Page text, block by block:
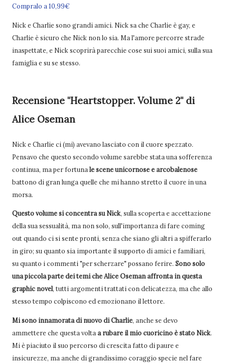
Compralo a 10,99€
Nick e Charlie sono grandi amici. Nick sa che Charlie è gay, e
Charlie è sicuro che Nick non lo sia. Ma l'amore percorre strade
inaspettate, e Nick scoprirà parecchie cose sui suoi amici, sulla sua
famiglia e su se stesso.
Recensione "Heartstopper. Volume 2" di
Alice Oseman
Nick e Charlie ci (mi) avevano lasciato con il cuore spezzato.
Pensavo che questo secondo volume sarebbe stata una sofferenza
continua, ma per fortuna le scene unicornose e arcobalenose
battono di gran lunga quelle che mi hanno stretto il cuore in una
morsa.
Questo volume si concentra su Nick, sulla scoperta e accettazione
della sua sessualità, ma non solo, sull'importanza di fare coming
out quando ci si sente pronti, senza che siano gli altri a spifferarlo
in giro; su quanto sia importante il supporto di amici e familiari,
su quanto i commenti "per scherzare" possano ferire. Sono solo
una piccola parte dei temi che Alice Oseman affronta in questa
graphic novel, tutti argomenti trattati con delicatezza, ma che allo
stesso tempo colpiscono ed emozionano il lettore.
Mi sono innamorata di nuovo di Charlie, anche se devo
ammettere che questa volta a rubare il mio cuoricino è stato Nick.
Mi è piaciuto il suo percorso di crescita fatto di paure e
insicurezze, ma anche di grandissimo coraggio specie nel fare